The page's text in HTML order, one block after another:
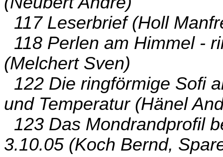
117 Leserbrief (Holl
118 Perlen am Himmel -
(Melchert Sven)
122 Die ringförmige Sofi
und Temperatur (Hänel
123 Das Mondrandprofil
3.10.05 (Koch Bernd,